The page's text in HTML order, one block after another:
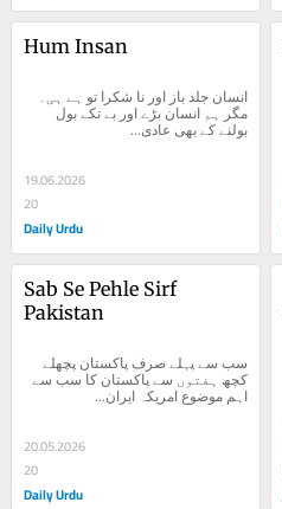
Hum Insan
مگر ہم انسان بڑے اور بے تکے بول
بولنے کے بھی عادی...
19.06.2026
20
Daily Urdu
Sab Se Pehle Sirf
Pakistan
اہم موضوع امریکہ ایران...
20.05.2026
20
Daily Urdu